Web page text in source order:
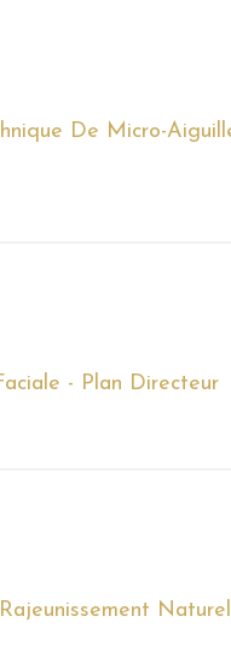
De Micro-
- Plan Directeur